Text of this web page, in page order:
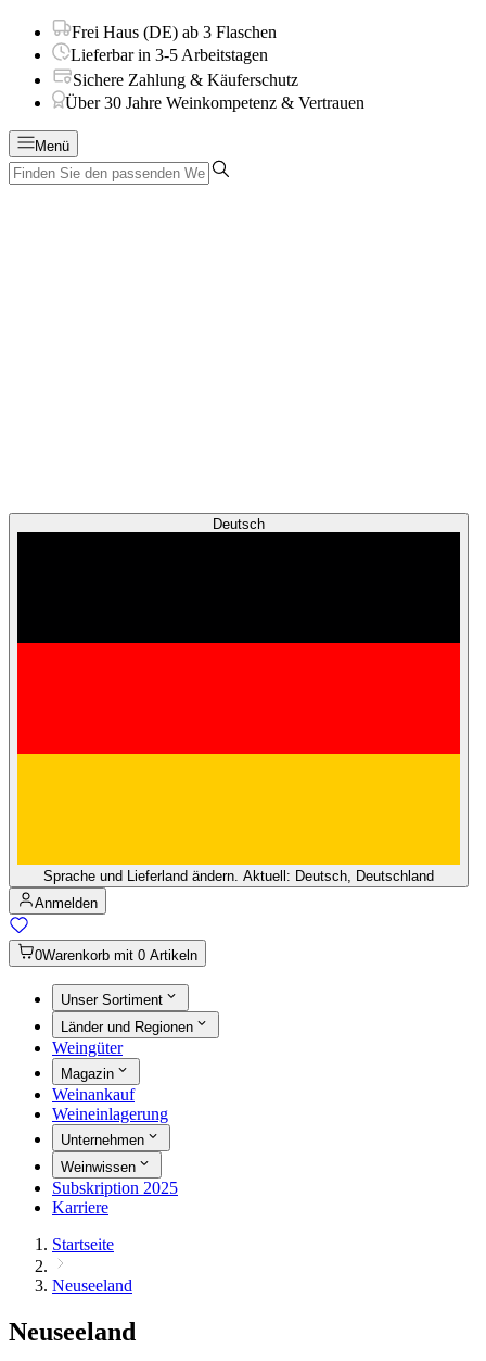
Frei Haus (DE) ab 3 Flaschen
Lieferbar in 3-5 Arbeitstagen
Sichere Zahlung & Käuferschutz
Über 30 Jahre Weinkompetenz & Vertrauen
Menü
Deutsch
Sprache und Lieferland ändern. Aktuell: Deutsch, Deutschland
Anmelden
0Warenkorb mit 0 Artikeln
Unser Sortiment
Länder und Regionen
Weingüter
Magazin
Weinankauf
Weineinlagerung
Unternehmen
Weinwissen
Subskription 2025
Karriere
Startseite
Neuseeland
Neuseeland